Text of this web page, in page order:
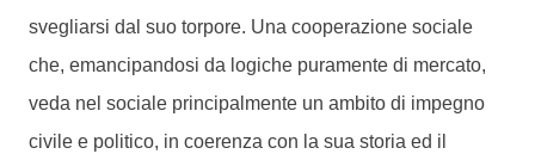
svegliarsi dal suo torpore. Una cooperazione sociale
che, emancipandosi da logiche puramente di mercato,
veda nel sociale principalmente un ambito di impegno
civile e politico, in coerenza con la sua storia ed il